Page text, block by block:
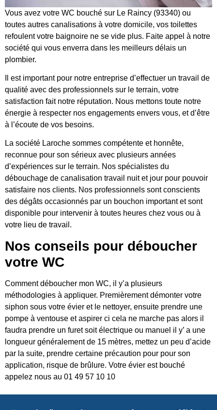
Vous avez votre WC bouché sur Le Raincy (93340) ou
toutes autres canalisations à votre domicile, vos toilettes
refoulent votre baignoire ne se vide plus. Faite appel à notre
société qui vous enverra dans les meilleurs délais un
plombier.
Il est important pour notre entreprise d’effectuer un travail de
qualité avec des professionnels sur le terrain, votre
satisfaction fait notre réputation. Nous mettons toute notre
énergie à respecter nos engagements envers vous, et d’être
à l’écoute de vos besoins.
La société Laroche sommes compétente et honnête,
reconnue pour son sérieux avec plusieurs années
d’expériences sur le terrain. Nos spécialistes du
débouchage de canalisation travail nuit et jour pour pouvoir
satisfaire nos clients. Nos professionnels sont conscients
des dégâts occasionnés par un bouchon important et sont
disponible pour intervenir à toutes heures chez vous ou à
votre lieu de travail.
Nos conseils pour déboucher
votre WC
Comment déboucher mon WC, il y’a plusieurs
méthodologies à appliquer. Premièrement démonter votre
siphon sous votre évier et le nettoyer, ensuite prendre une
pompe à ventouse et aspirer ci cela ne marche pas alors il
faudra prendre un furet soit électrique ou manuel il y’ a une
longueur généralement de 15 mètres, mettez un peu d’acide
par la suite, prendre certaine précaution pour pour son
application, risque de brûlure. Votre évier est bouché
appelez nous au 01 49 57 10 10